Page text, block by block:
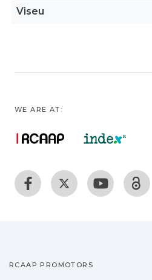
Viseu
WE ARE AT:
RCAAP PROMOTORS